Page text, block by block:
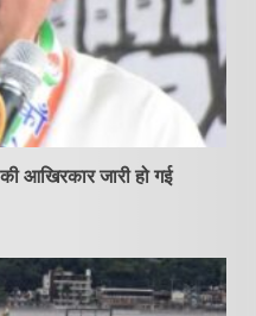
आखिरकार जारी हो गई